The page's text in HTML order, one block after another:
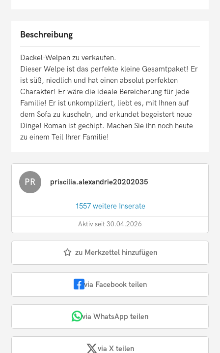
Beschreibung
Dackel-Welpen zu verkaufen.
Dieser Welpe ist das perfekte kleine Gesamtpaket! Er
ist süß, niedlich und hat einen absolut perfekten
Charakter! Er wäre die ideale Bereicherung für jede
Familie! Er ist unkompliziert, liebt es, mit Ihnen auf
dem Sofa zu kuscheln, und erkundet begeistert neue
Dinge! Roman ist gechipt. Machen Sie ihn noch heute
zu einem Teil Ihrer Familie!
PR priscilia.alexandrie20202035
1557 weitere Inserate
Aktiv seit 30.04.2026
zu Merkzettel hinzufügen
via Facebook teilen
via WhatsApp teilen
via X teilen